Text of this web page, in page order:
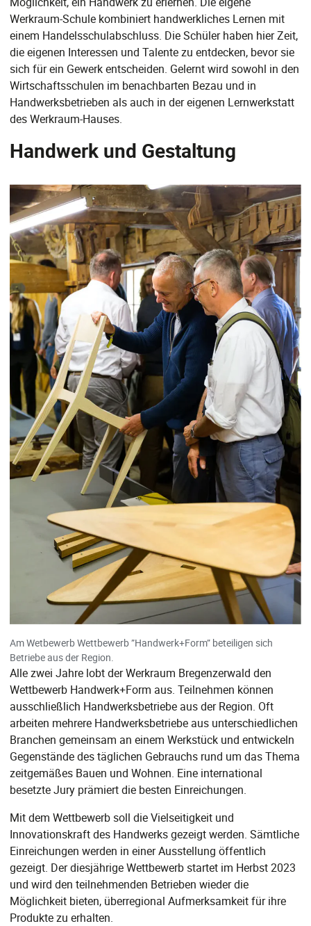
Werkraum-Schule kombiniert handwerkliches Lernen mit
einem Handelsschulabschluss. Die Schüler haben hier Zeit,
die eigenen Interessen und Talente zu entdecken, bevor sie
sich für ein Gewerk entscheiden. Gelernt wird sowohl in den
Wirtschaftsschulen im benachbarten Bezau und in
Handwerksbetrieben als auch in der eigenen Lernwerkstatt
des Werkraum-Hauses.
Handwerk und Gestaltung
Am Wetbewerb Wettbewerb ”Handwerk+Form” beteiligen sich
Betriebe aus der Region.
Alle zwei Jahre lobt der Werkraum Bregenzerwald den
Wettbewerb Handwerk+Form aus. Teilnehmen können
ausschließlich Handwerksbetriebe aus der Region. Oft
arbeiten mehrere Handwerksbetriebe aus unterschiedlichen
Branchen gemeinsam an einem Werkstück und entwickeln
Gegenstände des täglichen Gebrauchs rund um das Thema
zeitgemäßes Bauen und Wohnen. Eine international
besetzte Jury prämiert die besten Einreichungen.
Mit dem Wettbewerb soll die Vielseitigkeit und
Innovationskraft des Handwerks gezeigt werden. Sämtliche
Einreichungen werden in einer Ausstellung öffentlich
gezeigt. Der diesjährige Wettbewerb startet im Herbst 2023
und wird den teilnehmenden Betrieben wieder die
Möglichkeit bieten, überregional Aufmerksamkeit für ihre
Produkte zu erhalten.